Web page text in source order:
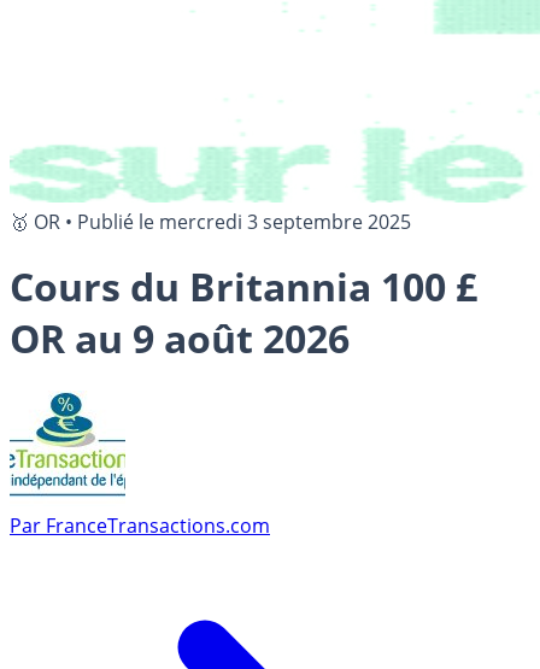
🥇 OR • Publié le mercredi 3 septembre 2025
Cours du Britannia 100 £
OR au 9 août 2026
Par FranceTransactions.com